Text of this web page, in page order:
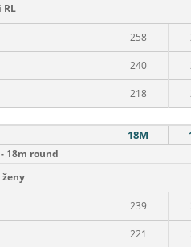
RL
258
240
218
18M
18m round
ženy
239
221